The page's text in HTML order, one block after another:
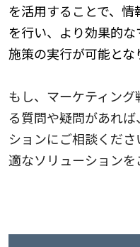
を活用することで、
を行い、より効果的
施策の実行が可能とな
もし、マーケティン
る質問や疑問があれ
ションにご相談くだ
適なソリューションを